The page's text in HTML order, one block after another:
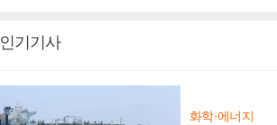
인기기사
화학·에너지